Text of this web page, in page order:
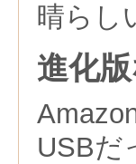
晴らし
進化
USBだ